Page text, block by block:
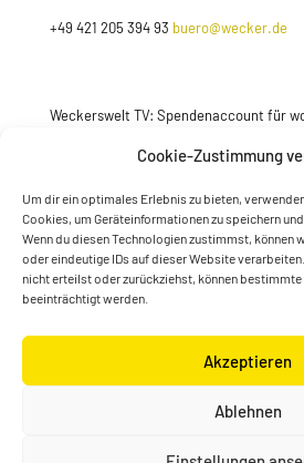
Cookie-Zustimmung
Um dir ein optimales Erlebnis zu bieten,
Cookies, um Geräteinformationen zu speichern
Wenn du diesen Technologien zustimmst, können
oder eindeutige IDs auf dieser Website
nicht erteilst oder zurückziehst, können
beeinträchtigt werden.
Akzeptieren
Ablehnen
+49 421 205 394 93 buero@wecker.de
Weckerswelt TV: Spendenaccount für
Jetzt spenden
© Konstantin Wecker | gestaltet
Designagentur